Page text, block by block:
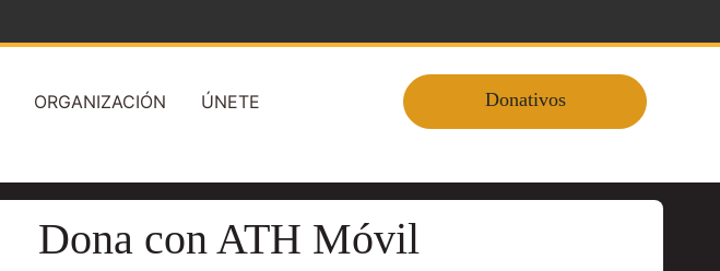
ORGANIZACIÓN ÚNETE Donativos
Dona con ATH Móvil